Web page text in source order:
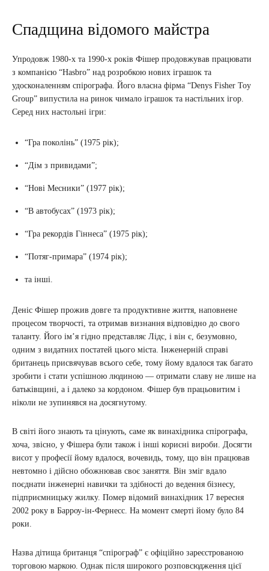
Спадщина відомого майстра
Упродовж 1980-х та 1990-х років Фішер продовжував працювати
з компанією “Hasbro” над розробкою нових іграшок та
удосконаленням спірографа. Його власна фірма “Denys Fisher Toy
Group” випустила на ринок чимало іграшок та настільних ігор.
Серед них настольні ігри:
“Гра поколінь” (1975 рік);
“Дім з привидами”;
“Нові Месники” (1977 рік);
“В автобусах” (1973 рік);
“Гра рекордів Гіннеса” (1975 рік);
“Потяг-примара” (1974 рік);
та інші.
Деніс Фішер прожив довге та продуктивне життя, наповнене
процесом творчості, та отримав визнання відповідно до свого
таланту. Його ім’я гідно представляє Лідс, і він є, безумовно,
одним з видатних постатей цього міста. Інженерній справі
британець присвячував всього себе, тому йому вдалося так багато
зробити і стати успішною людиною ― отримати славу не лише на
батьківщині, а і далеко за кордоном. Фішер був працьовитим і
ніколи не зупинявся на досягнутому.
В світі його знають та цінують, саме як винахідника спірографа,
хоча, звісно, у Фішера були також і інші корисні вироби. Досягти
висот у професії йому вдалося, вочевидь, тому, що він працював
невтомно і дійсно обожнював своє заняття. Він зміг вдало
поєднати інженерні навички та здібності до ведення бізнесу,
підприємницьку жилку. Помер відомий винахідник 17 вересня
2002 року в Барроу-ін-Фернесс. На момент смерті йому було 84
роки.
Назва дітища британця “спірограф” є офіційно зареєстрованою
торговою маркою. Однак після широкого розповсюдження цієї